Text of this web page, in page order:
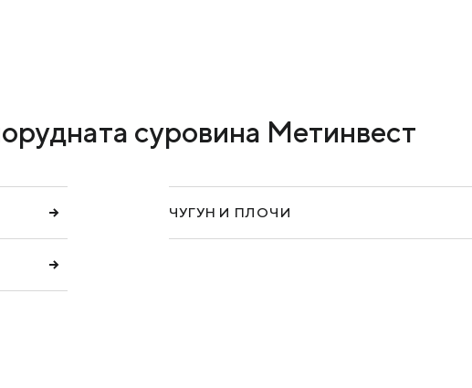
суровина Метинвест
ЧУГУН И ПЛОЧИ